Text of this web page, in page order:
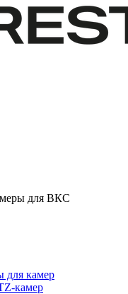
для ВКС
для камер
камер